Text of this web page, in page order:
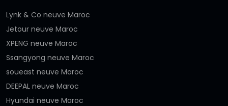
Lynk & Co neuve Maroc
Jetour neuve Maroc
XPENG neuve Maroc
Ssangyong neuve Maroc
soueast neuve Maroc
DEEPAL neuve Maroc
Hyundai neuve Maroc